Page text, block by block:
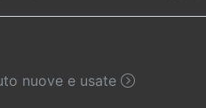
nuove e usate